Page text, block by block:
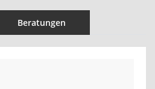
Beratungen